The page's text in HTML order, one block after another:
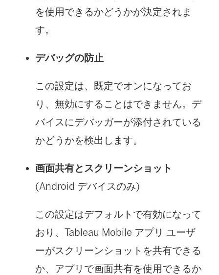
を使用できるかどうかが決定されま
す。
デバッグの防止
この設定は、既定でオンになってお
り、無効にすることはできません。デ
バイスにデバッガーが添付されている
かどうかを検出します。
画面共有とスクリーンショット
(Android デバイスのみ)
この設定はデフォルトで有効になって
おり、Tableau Mobile アプリ ユーザ
ーがスクリーンショットを共有できる
か、アプリで画面共有を使用できるか